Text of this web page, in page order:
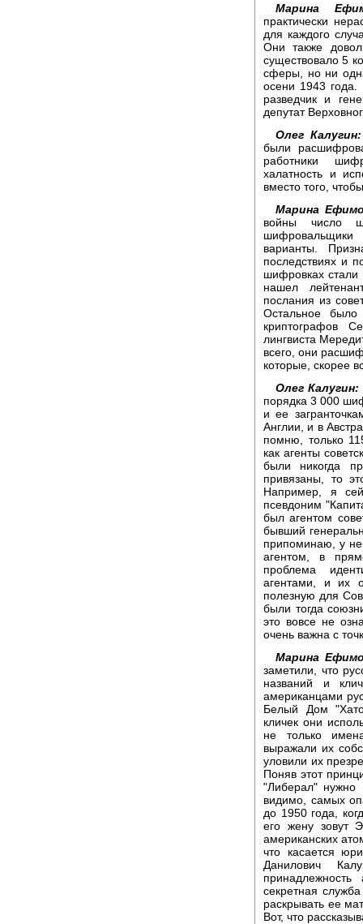
Марина
практически
для каждого
Они также
существовало 5
сферы, но ни
осени 1943 года.
разведчик и
депутат
Олег Калугин:
были
работники
халатность и
вместо того,
Марина
войны число
варианты.
последствиях и
шифровках стали
нашел
послания из
Остальное было
криптографов
лингвиста
всего, они
которые, скорее
Олег Калугин:
порядка 3 000
и ее
Англии, и в
помню, только
как агенты
были никогда
привязаны, то
Например, я
псевдоним
был агентом
бывший
припоминаю, у
агентом, в
проблема
агентами, и их
полезную для
были тогда
это вовсе не
очень важна с
Марина
заметили, что
названий и
американцами
Белый Дом
кличек они
не только
выражали их
уловили их
Поняв этот
"Либерал" нужно
видимо, самых
до 1950 года,
его жену зовут
американских
что касается
Данилович
секретная
раскрывать ее
Вот, что